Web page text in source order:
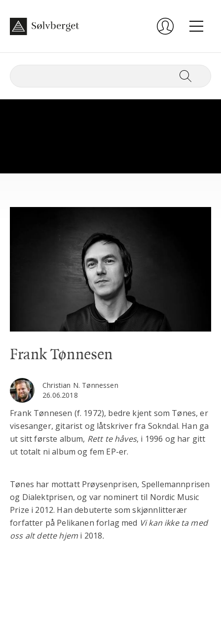
Frank Tønnesen
Christian N. Tønnessen
26.06.2018
Frank Tønnesen (f. 1972), bedre kjent som Tønes, er
visesanger, gitarist og låtskriver fra Sokndal. Han ga
ut sitt første album, Rett te håves, i 1996 og har gitt
ut totalt ni album og fem EP-er.
Tønes har mottatt Prøysenprisen, Spellemannprisen
og Dialektprisen, og var nominert til Nordic Music
Prize i 2012. Han debuterte som skjønnlitterær
forfatter på Pelikanen forlag med Vi kan ikke ta med
oss alt dette hjem i 2018.